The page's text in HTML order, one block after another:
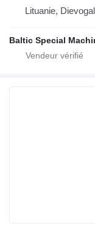
Lituanie,
Baltic Special